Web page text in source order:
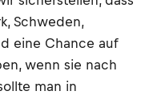
Schweden,
eine Chance auf
wenn sie nach
man in